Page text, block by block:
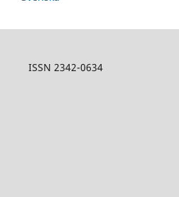
ISSN 2342-0634